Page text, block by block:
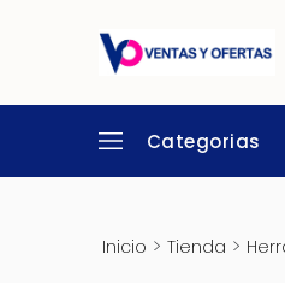
Categorias
Inicio > Tienda >